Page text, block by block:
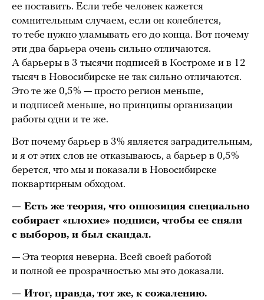
ее поставить. Если тебе человек кажется
сомнительным случаем, если он колеблется,
то тебе нужно уламывать его до конца. Вот почему
эти два барьера очень сильно отличаются.
А барьеры в 3 тысячи подписей в Костроме и в 12
тысяч в Новосибирске не так сильно отличаются.
Это те же 0,5% — просто регион меньше,
и подписей меньше, но принципы организации
работы одни и те же.
Вот почему барьер в 3% является заградительным,
и я от этих слов не отказываюсь, а барьер в 0,5%
берется, что мы и показали в Новосибирске
поквартирным обходом.
— Есть же теория, что оппозиция специально
собирает «плохие» подписи, чтобы ее сняли
с выборов, и был скандал.
— Эта теория неверна. Всей своей работой
и полной ее прозрачностью мы это доказали.
— Итог, правда, тот же, к сожалению.